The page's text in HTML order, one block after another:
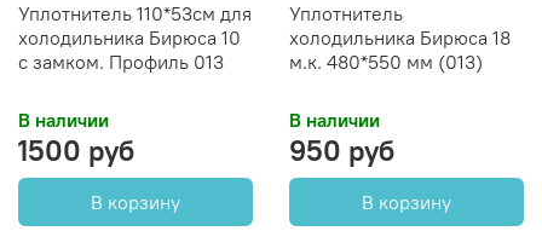
Уплотнитель 110*53см для
холодильника Бирюса 10
с замком. Профиль 013
В наличии
1500 руб
В корзину
Уплотнитель
холодильника Бирюса 18
м.к. 480*550 мм (013)
В наличии
950 руб
В корзину